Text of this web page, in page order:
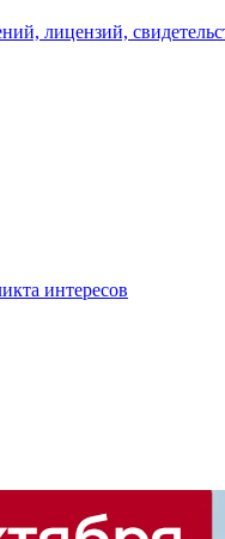
лицензий,
интересов